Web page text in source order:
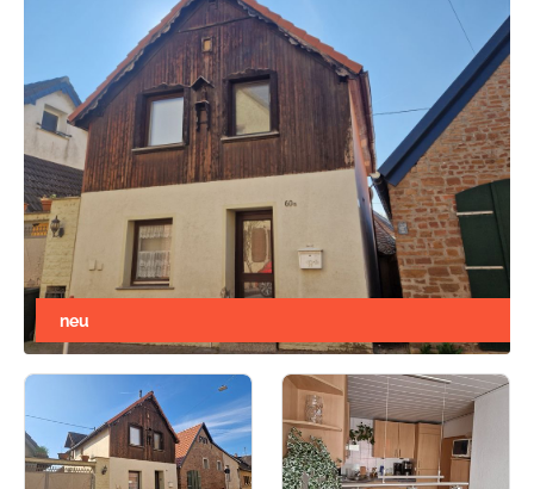
neu